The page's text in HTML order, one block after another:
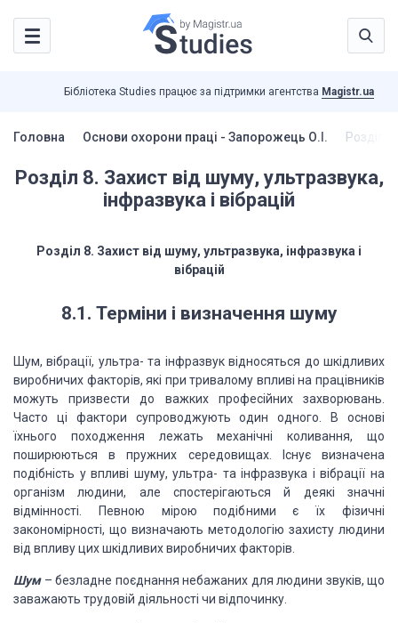
Бібліотека Studies працює за підтримки агентства Magistr.ua
Головна Основи охорони праці - Запорожець О.І. Розділ
Розділ 8. Захист від шуму, ультразвука,
інфразвука і вібрацій
Розділ 8. Захист від шуму, ультразвука, інфразвука і
вібрацій
8.1. Терміни і визначення шуму
Шум, вібрації, ультра- та інфразвук відносяться до шкідливих
виробничих факторів, які при тривалому впливі на працівників
можуть призвести до важких професійних захворювань.
Часто ці фактори супроводжують один одного. В основі
їхнього походження лежать механічні коливання, що
поширюються в пружних середовищах. Існує визначена
подібність у впливі шуму, ультра- та інфразвука і вібрації на
організм людини, але спостерігаються й деякі значні
відмінності. Певною мірою подібними є їх фізичні
закономірності, що визначають методологію захисту людини
від впливу цих шкідливих виробничих факторів.
Шум – безладне поєднання небажаних для людини звуків, що
заважають трудовій діяльності чи відпочинку.